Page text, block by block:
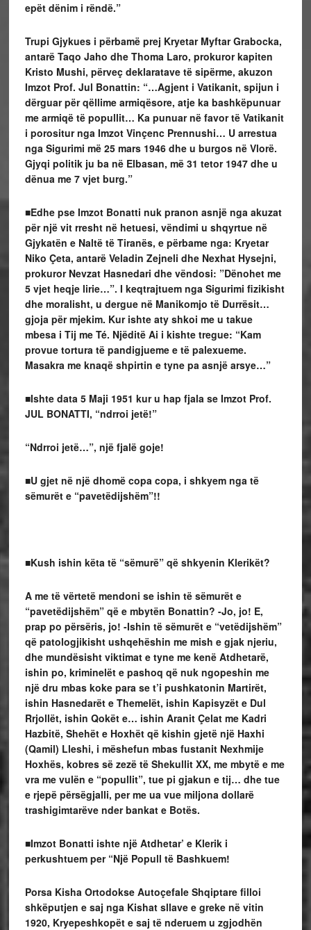
epët dënim i rëndë.”
Trupi Gjykues i përbamë prej Kryetar Myftar Grabocka,
antarë Taqo Jaho dhe Thoma Laro, prokuror kapiten
Kristo Mushi, përveç deklaratave të sipërme, akuzon
Imzot Prof. Jul Bonattin: “…Agjent i Vatikanit, spijun i
dërguar për qëllime armiqësore, atje ka bashkëpunuar
me armiqë të popullit… Ka punuar në favor të Vatikanit
i porositur nga Imzot Vinçenc Prennushi… U arrestua
nga Sigurimi më 25 mars 1946 dhe u burgos në Vlorë.
Gjyqi politik ju ba në Elbasan, më 31 tetor 1947 dhe u
dënua me 7 vjet burg.”
■Edhe pse Imzot Bonatti nuk pranon asnjë nga akuzat
për një vit rresht në hetuesi, vëndimi u shqyrtue në
Gjykatën e Naltë të Tiranës, e përbame nga: Kryetar
Niko Çeta, antarë Veladin Zejneli dhe Nexhat Hysejni,
prokuror Nevzat Hasnedari dhe vëndosi: ”Dënohet me
5 vjet heqje lirie…”. I keqtrajtuem nga Sigurimi fizikisht
dhe moralisht, u dergue në Manikomjo të Durrësit…
gjoja për mjekim. Kur ishte aty shkoi me u takue
mbesa i Tij me Té. Njëditë Ai i kishte tregue: “Kam
provue tortura të pandigjueme e të palexueme.
Masakra me knaqë shpirtin e tyne pa asnjë arsye…”
■Ishte data 5 Maji 1951 kur u hap fjala se Imzot Prof.
JUL BONATTI, “ndrroi jetë!”
“Ndrroi jetë…”, një fjalë goje!
■U gjet në një dhomë copa copa, i shkyem nga të
sëmurët e “pavetëdijshëm”!!
■Kush ishin këta të “sëmurë” që shkyenin Klerikët?
A me të vërtetë mendoni se ishin të sëmurët e
“pavetëdijshëm” që e mbytën Bonattin? -Jo, jo! E,
prap po përsëris, jo! -Ishin të sëmurët e “vetëdijshëm”
që patologjikisht ushqehëshin me mish e gjak njeriu,
dhe mundësisht viktimat e tyne me kenë Atdhetarë,
ishin po, kriminelët e pashoq që nuk ngopeshin me
një dru mbas koke para se t’i pushkatonin Martirët,
ishin Hasnedarët e Themelët, ishin Kapisyzët e Dul
Rrjollët, ishin Qokët e… ishin Aranit Çelat me Kadri
Hazbitë, Shehët e Hoxhët që kishin gjetë një Haxhi
(Qamil) Lleshi, i mëshefun mbas fustanit Nexhmije
Hoxhës, kobres së zezë të Shekullit XX, me mbytë e me
vra me vulën e “popullit”, tue pi gjakun e tij… dhe tue
e rjepë përsëgjalli, per me ua vue miljona dollarë
trashigimtarëve nder bankat e Botës.
■Imzot Bonatti ishte një Atdhetar’ e Klerik i
perkushtuem per “Një Popull të Bashkuem!
Porsa Kisha Ortodokse Autoçefale Shqiptare filloi
shkëputjen e saj nga Kishat sllave e greke në vitin
1920, Kryepeshkopët e saj të nderuem u zgjodhën